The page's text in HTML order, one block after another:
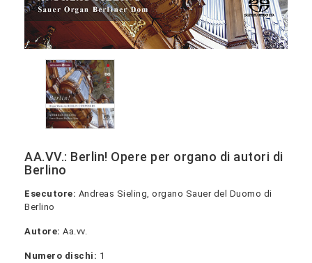
AA.VV.: Berlin! Opere per organo di autori di
Berlino
Esecutore: Andreas Sieling, organo Sauer del Duomo di
Berlino
Autore: Aa.vv.
Numero dischi: 1